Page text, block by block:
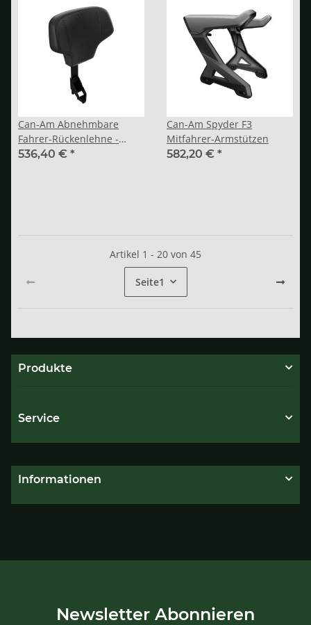
Can-Am Abnehmbare
Fahrer-Rückenlehne -
Spyder F3
536,40 € *
Can-Am Spyder F3
Mitfahrer-Armstützen
582,20 € *
Artikel 1 - 20 von 45
Seite1
Produkte
Service
Informationen
Newsletter Abonnieren